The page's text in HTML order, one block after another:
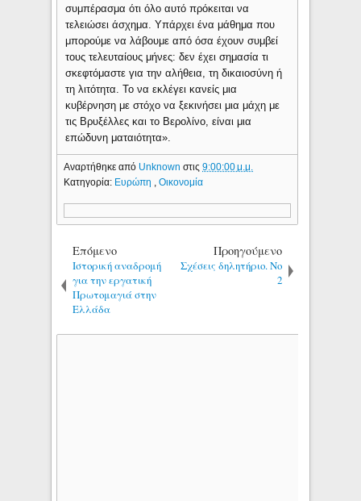
συμπέρασμα ότι όλο αυτό πρόκειται να
τελειώσει άσχημα. Υπάρχει ένα μάθημα που
μπορούμε να λάβουμε από όσα έχουν συμβεί
τους τελευταίους μήνες: δεν έχει σημασία τι
σκεφτόμαστε για την αλήθεια, τη δικαιοσύνη ή
τη λιτότητα. Το να εκλέγει κανείς μια
κυβέρνηση με στόχο να ξεκινήσει μια μάχη με
τις Βρυξέλλες και το Βερολίνο, είναι μια
επώδυνη ματαιότητα».
Αναρτήθηκε από Unknownστις9:00:00 μ.μ.
Κατηγορία: Ευρώπη ,Οικονομία
Επόμενο
Ιστορική αναδρομή
για την εργατική
Πρωτομαγιά στην
Ελλάδα
Προηγούμενο
Σχέσεις δηλητήριο. Νο
2